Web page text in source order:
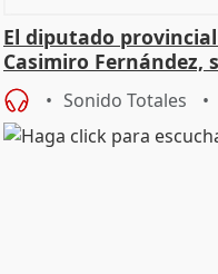
El diputado
Casimiro Fernández,
Sonido Totales